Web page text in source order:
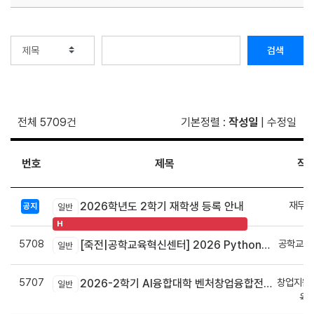
검색
전체 5709건 기본정렬 : 작성일 수정일
번호 제목 작
공지 일반 2026학년도 2학기 재학생 등록 안내
H
재무
5708 일반 [죽전|공학교육혁신센터] 2026 Python으로 구현하는 AI 영상인식과 로봇팔 제어 프로그램 신청 안내 공학교
5707 일반 2026-2학기 AI융합대학 벤처창업융합전공 안내
창업지원
육